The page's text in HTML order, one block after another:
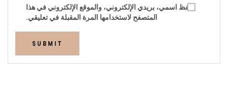
احفظ اسمي، بريدي الإلكتروني، والموقع الإلكتروني في هذا
المتصفح لاستخدامها المرة المقبلة في تعليقي.
SUBMIT